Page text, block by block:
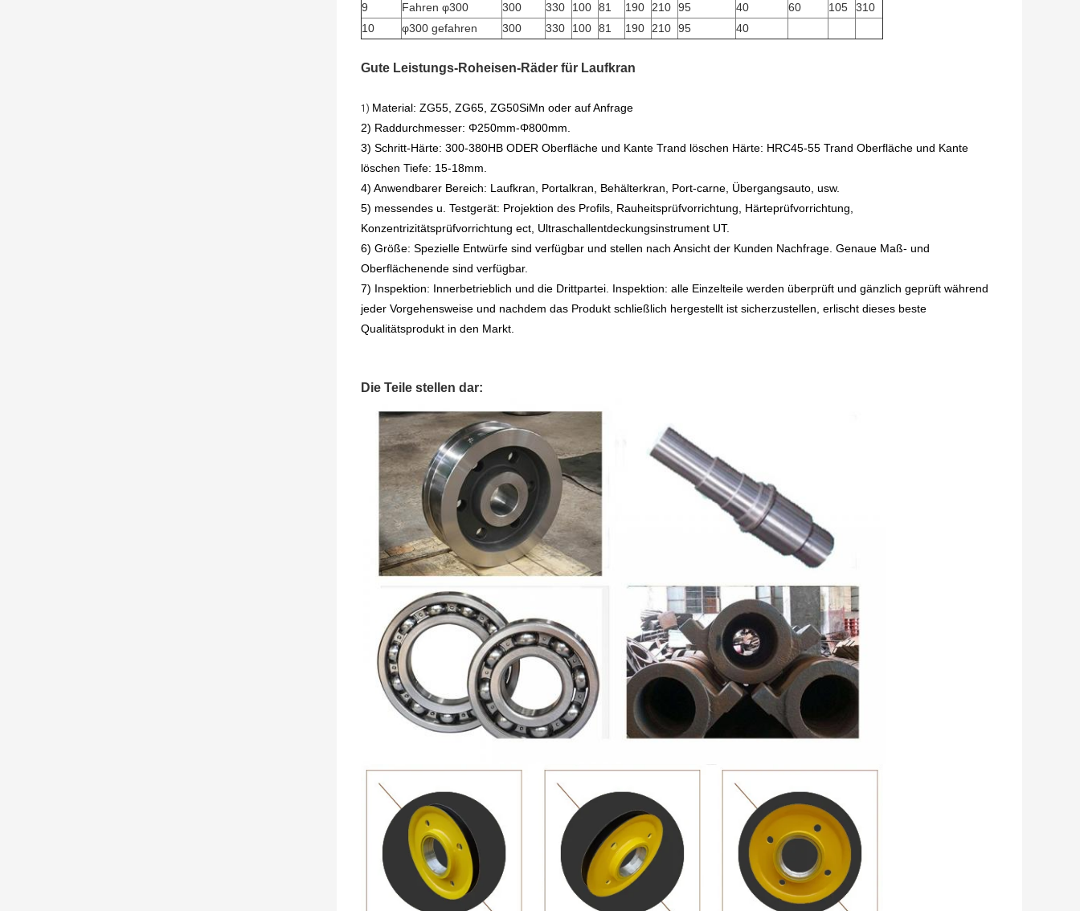
9
Fahren φ300 300 330 100 81 190 210 95 40 60 105
310
10
φ300 gefahren 300 330 100 81 190 210 95 40
Gute Leistungs-Roheisen-Räder für Laufkran
1) Material: ZG55, ZG65, ZG50SiMn oder auf Anfrage
2) Raddurchmesser: Φ250mm-Φ800mm.
3) Schritt-Härte: 300-380HB ODER Oberfläche und Kante Trand löschen Härte: HRC45-55 Trand Oberfläche und Kante
löschen Tiefe: 15-18mm.
4) Anwendbarer Bereich: Laufkran, Portalkran, Behälterkran, Port-carne, Übergangsauto, usw.
5) messendes u. Testgerät: Projektion des Profils, Rauheitsprüfvorrichtung, Härteprüfvorrichtung,
Konzentrizitätsprüfvorrichtung ect, Ultraschallentdeckungsinstrument UT.
6) Größe: Spezielle Entwürfe sind verfügbar und stellen nach Ansicht der Kunden Nachfrage. Genaue Maß- und
Oberflächenende sind verfügbar.
7) Inspektion: Innerbetrieblich und die Drittpartei. Inspektion: alle Einzelteile werden überprüft und gänzlich geprüft während
jeder Vorgehensweise und nachdem das Produkt schließlich hergestellt ist sicherzustellen, erlischt dieses beste
Qualitätsprodukt in den Markt.
Die Teile stellen dar: